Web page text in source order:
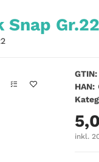
GTIN:
HAN:
inkl.